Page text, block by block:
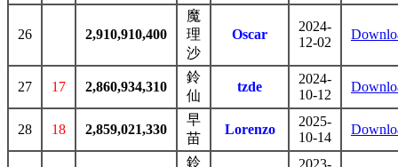
26 2,910,910,400
魔
理
沙
Oscar
2024-
12-02
27 17 2,860,934,310
鈴
仙
tzde
2024-
10-12
28 18 2,859,021,330
早
苗
Lorenzo
2025-
10-14
鈴 2023-